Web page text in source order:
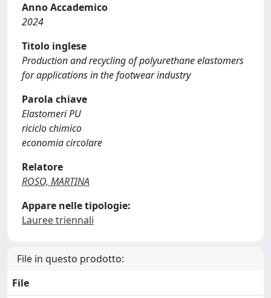
Anno Accademico
2024
Titolo inglese
Production and recycling of polyurethane elastomers
for applications in the footwear industry
Parola chiave
Elastomeri PU
riciclo chimico
economia circolare
Relatore
ROSO, MARTINA
Appare nelle tipologie:
Lauree triennali
File in questo prodotto:
File